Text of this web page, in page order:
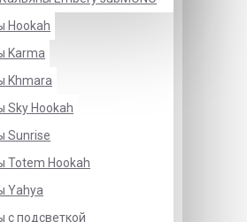
Hookah
Karma
Khmara
Sky Hookah
Sunrise
Totem Hookah
Yahya
с подсветкой